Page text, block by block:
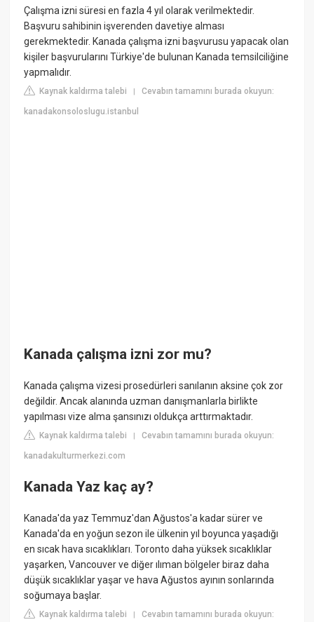
Çalışma izni süresi en fazla 4 yıl olarak verilmektedir.
Başvuru sahibinin işverenden davetiye alması
gerekmektedir. Kanada çalışma izni başvurusu yapacak olan
kişiler başvurularını Türkiye'de bulunan Kanada temsilciliğine
yapmalıdır.
Kaynak kaldırma talebi |Cevabın tamamını burada okuyun:
kanadakonsoloslugu.istanbul
Kanada çalışma izni zor mu?
Kanada çalışma vizesi prosedürleri sanılanın aksine çok zor
değildir. Ancak alanında uzman danışmanlarla birlikte
yapılması vize alma şansınızı oldukça arttırmaktadır.
Kaynak kaldırma talebi |Cevabın tamamını burada okuyun:
kanadakulturmerkezi.com
Kanada Yaz kaç ay?
Kanada'da yaz Temmuz'dan Ağustos'a kadar sürer ve
Kanada'da en yoğun sezon ile ülkenin yıl boyunca yaşadığı
en sıcak hava sıcaklıkları. Toronto daha yüksek sıcaklıklar
yaşarken, Vancouver ve diğer ılıman bölgeler biraz daha
düşük sıcaklıklar yaşar ve hava Ağustos ayının sonlarında
soğumaya başlar.
Kaynak kaldırma talebi |Cevabın tamamını burada okuyun: